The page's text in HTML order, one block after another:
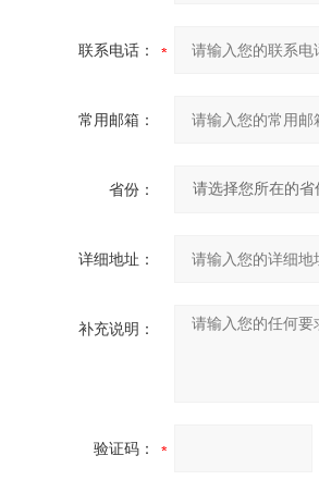
联系电话：
常用邮箱：
省份：
详细地址：
补充说明：
验证码：